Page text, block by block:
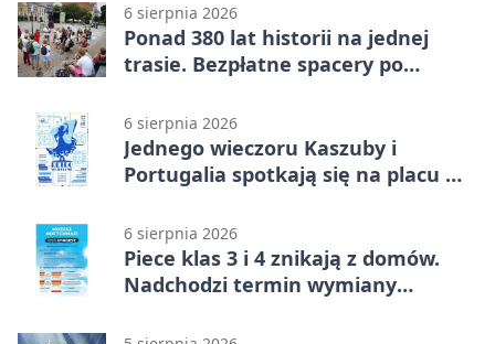
6 sierpnia 2026
Ponad 380 lat historii na jednej
trasie. Bezpłatne spacery po
6 sierpnia 2026
Jednego wieczoru Kaszuby i
Portugalia spotkają się na placu w
6 sierpnia 2026
Piece klas 3 i 4 znikają z domów.
Nadchodzi termin wymiany